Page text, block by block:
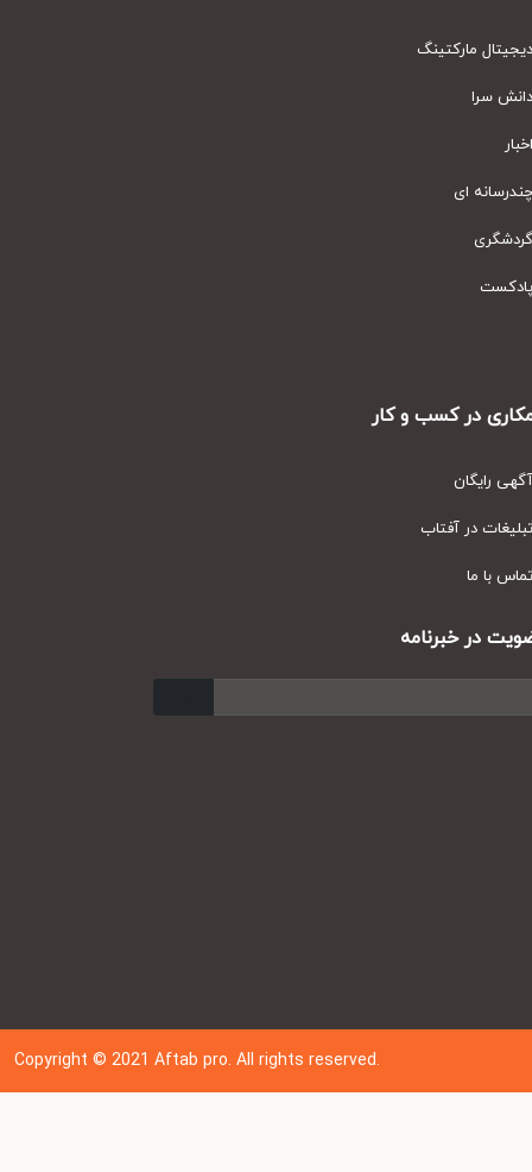
مارکتینگ
سرا
ای
در کسب و کار
رایگان
در آفتاب
با ما
در خبرنامه
Copyright © 202 1Aftab pro. All rights reserved.